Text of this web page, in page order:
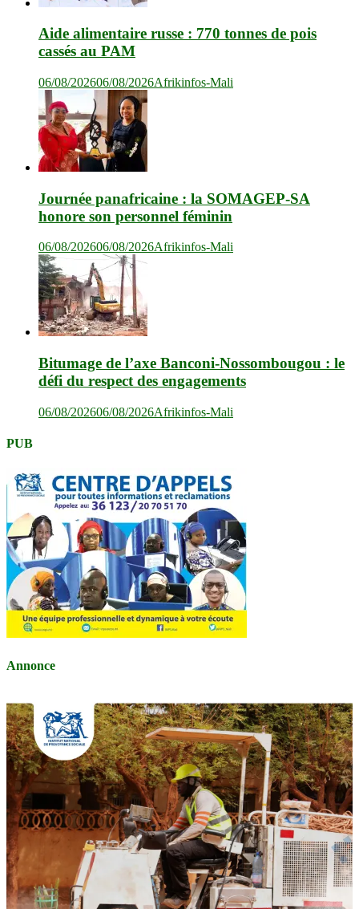
Aide alimentaire russe : 770 tonnes de pois
cassés au PAM
06/08/202606/08/2026Afrikinfos-Mali
Journée panafricaine : la SOMAGEP-SA
honore son personnel féminin
06/08/202606/08/2026Afrikinfos-Mali
Bitumage de l’axe Banconi-Nossombougou : le
défi du respect des engagements
06/08/202606/08/2026Afrikinfos-Mali
PUB
Annonce